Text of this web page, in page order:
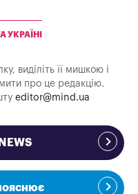
виділіть її мишкою і
про це редакцію.
editor@mind.ua